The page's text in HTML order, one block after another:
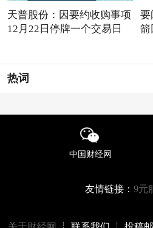
天普股份：因要约收购事项
12月22日停牌一个交易日
要
箭
热词
中国财经网
友情链接： 9元